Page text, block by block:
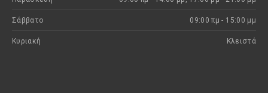
Σάββατο 09:00 πμ - 15:00 μμ
Κυριακή Kλειστά